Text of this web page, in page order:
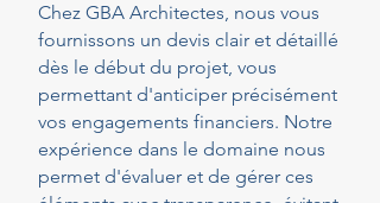
Chez GBA Architectes, nous vous
fournissons un devis clair et détaillé
dès le début du projet, vous
permettant d'anticiper précisément
vos engagements financiers. Notre
expérience dans le domaine nous
permet d'évaluer et de gérer ces